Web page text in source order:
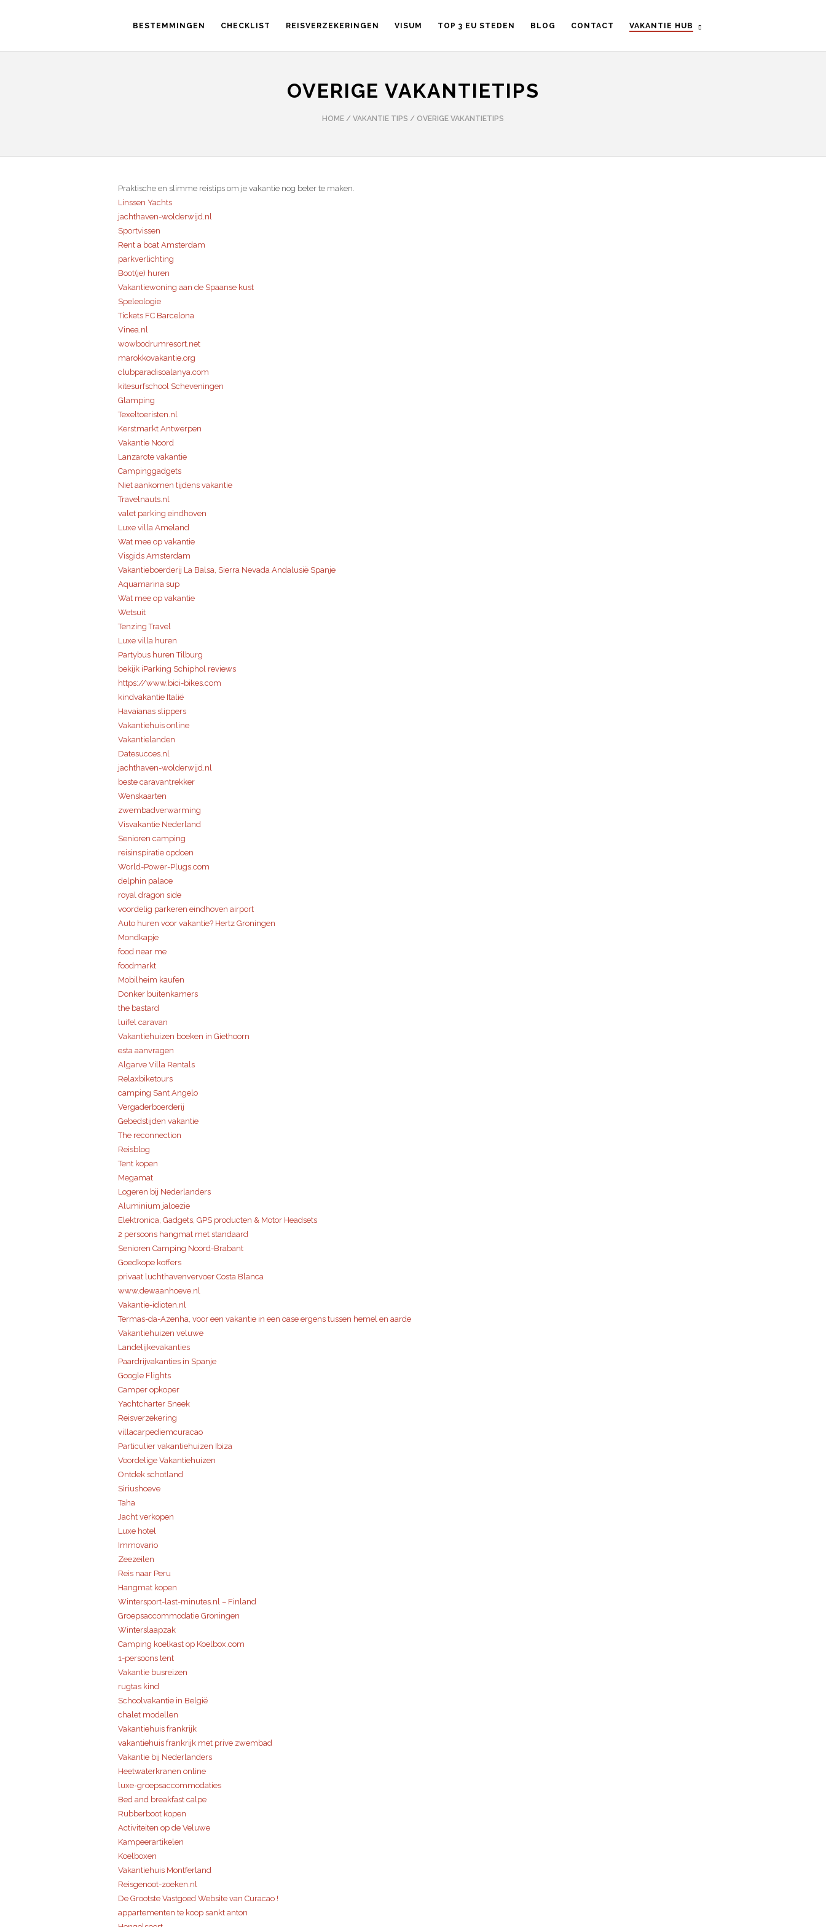
BESTEMMINGEN CHECKLIST REISVERZEKERINGEN VISUM TOP 3 EU STEDEN BLOG CONTACT VAKANTIE HUB
OVERIGE VAKANTIETIPS
HOME / VAKANTIE TIPS / OVERIGE VAKANTIETIPS
Praktische en slimme reistips om je vakantie nog beter te maken.
Linssen Yachts
jachthaven-wolderwijd.nl
Sportvissen
Rent a boat Amsterdam
parkverlichting
Boot(je) huren
Vakantiewoning aan de Spaanse kust
Speleologie
Tickets FC Barcelona
Vinea.nl
wowbodrumresort.net
marokkovakantie.org
clubparadisoalanya.com
kitesurfschool Scheveningen
Glamping
Texeltoeristen.nl
Kerstmarkt Antwerpen
Vakantie Noord
Lanzarote vakantie
Campinggadgets
Niet aankomen tijdens vakantie
Travelnauts.nl
valet parking eindhoven
Luxe villa Ameland
Wat mee op vakantie
Visgids Amsterdam
Vakantieboerderij La Balsa, Sierra Nevada Andalusië Spanje
Aquamarina sup
Wat mee op vakantie
Wetsuit
Tenzing Travel
Luxe villa huren
Partybus huren Tilburg
bekijk iParking Schiphol reviews
https://www.bici-bikes.com
kindvakantie Italië
Havaianas slippers
Vakantiehuis online
Vakantielanden
Datesucces.nl
jachthaven-wolderwijd.nl
beste caravantrekker
Wenskaarten
zwembadverwarming
Visvakantie Nederland
Senioren camping
reisinspiratie opdoen
World-Power-Plugs.com
delphin palace
royal dragon side
voordelig parkeren eindhoven airport
Auto huren voor vakantie? Hertz Groningen
Mondkapje
food near me
foodmarkt
Mobilheim kaufen
Donker buitenkamers
the bastard
luifel caravan
Vakantiehuizen boeken in Giethoorn
esta aanvragen
Algarve Villa Rentals
Relaxbiketours
camping Sant Angelo
Vergaderboerderij
Gebedstijden vakantie
The reconnection
Reisblog
Tent kopen
Megamat
Logeren bij Nederlanders
Aluminium jaloezie
Elektronica, Gadgets, GPS producten & Motor Headsets
2 persoons hangmat met standaard
Senioren Camping Noord-Brabant
Goedkope koffers
privaat luchthavenvervoer Costa Blanca
www.dewaanhoeve.nl
Vakantie-idioten.nl
Termas-da-Azenha, voor een vakantie in een oase ergens tussen hemel en aarde
Vakantiehuizen veluwe
Landelijkevakanties
Paardrijvakanties in Spanje
Google Flights
Camper opkoper
Yachtcharter Sneek
Reisverzekering
villacarpediemcuracao
Particulier vakantiehuizen Ibiza
Voordelige Vakantiehuizen
Ontdek schotland
Siriushoeve
Taha
Jacht verkopen
Luxe hotel
Immovario
Zeezeilen
Reis naar Peru
Hangmat kopen
Wintersport-last-minutes.nl – Finland
Groepsaccommodatie Groningen
Winterslaapzak
Camping koelkast op Koelbox.com
1-persoons tent
Vakantie busreizen
rugtas kind
Schoolvakantie in België
chalet modellen
Vakantiehuis frankrijk
vakantiehuis frankrijk met prive zwembad
Vakantie bij Nederlanders
Heetwaterkranen online
luxe-groepsaccommodaties
Bed and breakfast calpe
Rubberboot kopen
Activiteiten op de Veluwe
Kampeerartikelen
Koelboxen
Vakantiehuis Montferland
Reisgenoot-zoeken.nl
De Grootste Vastgoed Website van Curacao !
appartementen te koop sankt anton